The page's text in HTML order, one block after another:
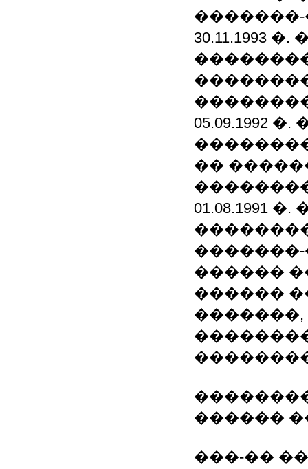
30.11.1993
05.09.1992 �.
��
01.08.1991
������
������
������
���-��